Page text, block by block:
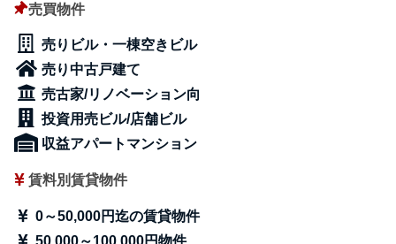
売買物件
売りビル・一棟空きビル
売り中古戸建て
売古家/リノベーション向
投資用売ビル/店舗ビル
収益アパートマンション
賃料別賃貸物件
0～50,000円迄の賃貸物件
50,000～100,000円物件